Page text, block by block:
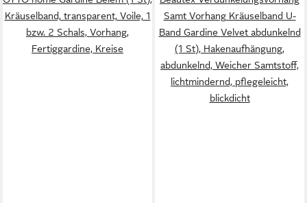
Kräuselband, transparent, Voile, 1
bzw. 2 Schals, Vorhang,
Fertiggardine, Kreise
Samt Vorhang Kräuselband U-
Band Gardine Velvet abdunkelnd
(1 St), Hakenaufhängung,
abdunkelnd, Weicher Samtstoff,
lichtmindernd, pflegeleicht,
blickdicht